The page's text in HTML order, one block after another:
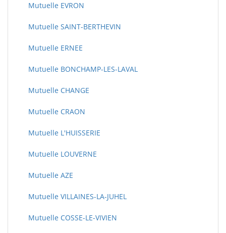
Mutuelle EVRON
Mutuelle SAINT-BERTHEVIN
Mutuelle ERNEE
Mutuelle BONCHAMP-LES-LAVAL
Mutuelle CHANGE
Mutuelle CRAON
Mutuelle L'HUISSERIE
Mutuelle LOUVERNE
Mutuelle AZE
Mutuelle VILLAINES-LA-JUHEL
Mutuelle COSSE-LE-VIVIEN